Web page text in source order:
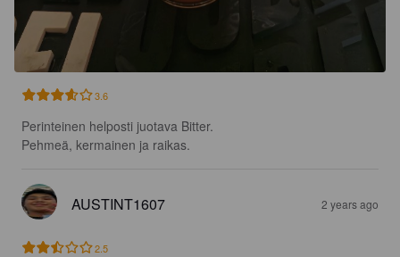
3.6
Perinteinen helposti juotava Bitter.
Pehmeä, kermainen ja raikas.
AUSTINT1607 2 years ago
2.5